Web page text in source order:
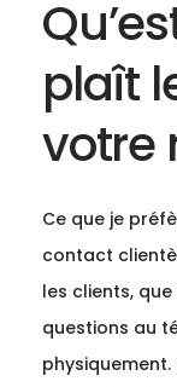
plaît
votre
Ce que je
contact
les clients,
questions au